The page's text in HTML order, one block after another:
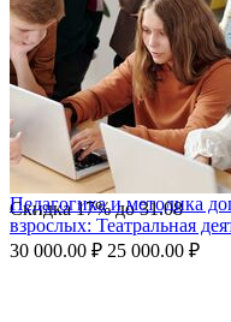
Скидка17%до31.08
Педагогика и методика
взрослых: Театральная
30 000.00 ₽ 25 000.00 ₽